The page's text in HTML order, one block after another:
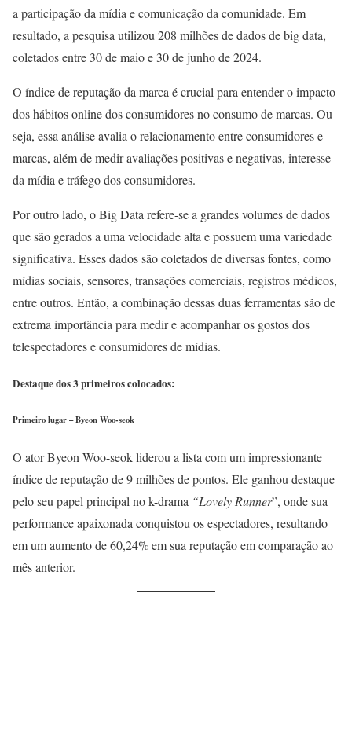
a participação da mídia e comunicação da comunidade. Em
resultado, a pesquisa utilizou 208 milhões de dados de big data,
coletados entre 30 de maio e 30 de junho de 2024.
O índice de reputação da marca é crucial para entender o impacto
dos hábitos online dos consumidores no consumo de marcas. Ou
seja, essa análise avalia o relacionamento entre consumidores e
marcas, além de medir avaliações positivas e negativas, interesse
da mídia e tráfego dos consumidores.
Por outro lado, o Big Data refere-se a grandes volumes de dados
que são gerados a uma velocidade alta e possuem uma variedade
significativa. Esses dados são coletados de diversas fontes, como
mídias sociais, sensores, transações comerciais, registros médicos,
entre outros. Então, a combinação dessas duas ferramentas são de
extrema importância para medir e acompanhar os gostos dos
telespectadores e consumidores de mídias.
Destaque dos 3 primeiros colocados:
Primeiro lugar – Byeon Woo-seok
O ator Byeon Woo-seok liderou a lista com um impressionante
índice de reputação de 9 milhões de pontos. Ele ganhou destaque
pelo seu papel principal no k-drama “Lovely Runner”, onde sua
performance apaixonada conquistou os espectadores, resultando
em um aumento de 60,24% em sua reputação em comparação ao
mês anterior.